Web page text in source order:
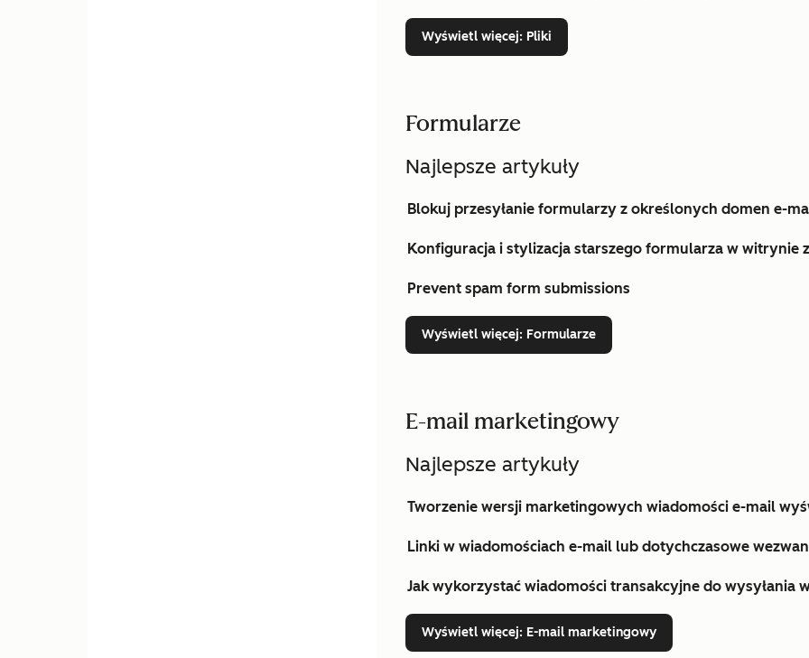
Wyświetl więcej: Pliki
Formularze
Najlepsze artykuły
Blokuj przesyłanie formularzy z określonych domen e-
Konfiguracja i stylizacja starszego formularza w witrynie
Prevent spam form submissions
Wyświetl więcej: Formularze
E-mail marketingowy
Najlepsze artykuły
Tworzenie wersji marketingowych wiadomości e-mail
Linki w wiadomościach e-mail lub dotychczasowe
Jak wykorzystać wiadomości transakcyjne do wysyłania
Wyświetl więcej: E-mail marketingowy